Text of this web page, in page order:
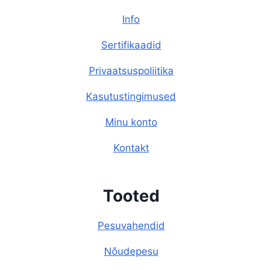
Info
Sertifikaadid
Privaatsuspoliitika
Kasutustingimused
Minu konto
Kontakt
Tooted
Pesuvahendid
Nõudepesu